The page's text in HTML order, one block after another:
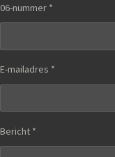
06-nummer *
E-mailadres *
Bericht *